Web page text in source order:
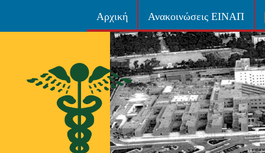
Αρχική Ανακοινώσεις ΕΙΝΑΠ